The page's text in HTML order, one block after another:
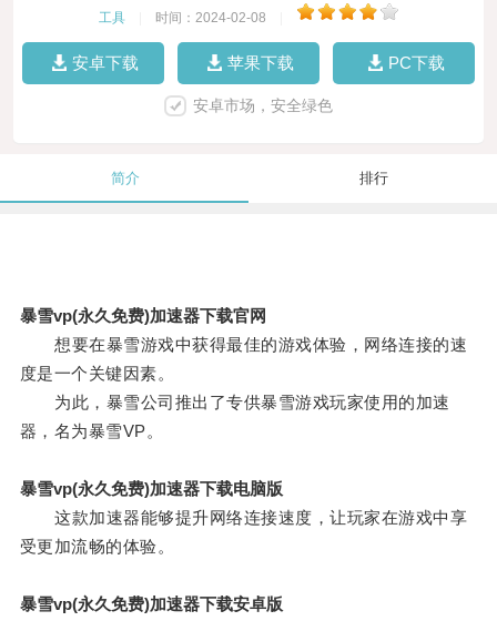
工具 时间：2024-02-08
安卓下载 苹果下载 PC下载
安卓市场，安全绿色
简介 排行
暴雪vp(永久免费)加速器下载官网
想要在暴雪游戏中获得最佳的游戏体验，网络连接的速
度是一个关键因素。
为此，暴雪公司推出了专供暴雪游戏玩家使用的加速
器，名为暴雪VP。
暴雪vp(永久免费)加速器下载电脑版
这款加速器能够提升网络连接速度，让玩家在游戏中享
受更加流畅的体验。
暴雪vp(永久免费)加速器下载安卓版